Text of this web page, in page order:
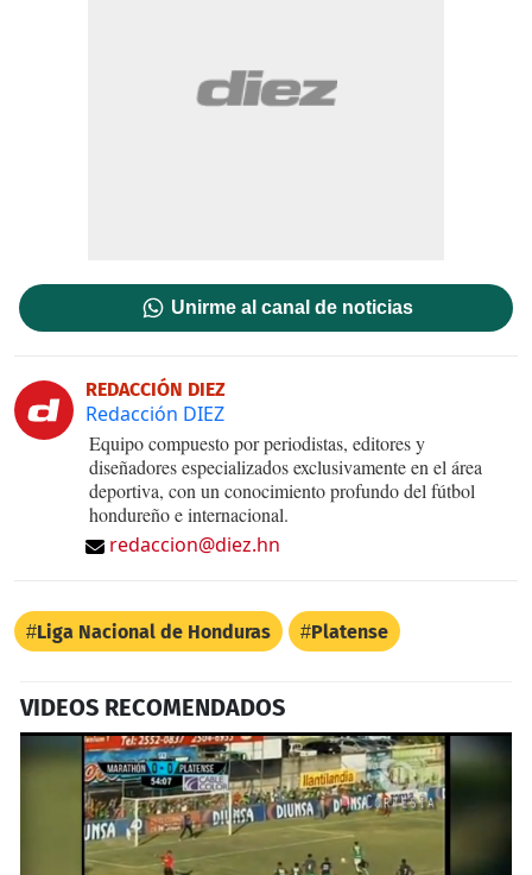
Unirme al canal de noticias
REDACCIÓN DIEZ
Redacción DIEZ
Equipo compuesto por periodistas, editores y
diseñadores especializados exclusivamente en el área
deportiva, con un conocimiento profundo del fútbol
hondureño e internacional.
redaccion@diez.hn
Liga Nacional de Honduras Platense
VIDEOS RECOMENDADOS